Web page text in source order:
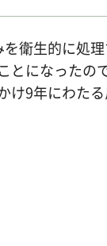
衛生的に処
とになったの
9年にわたる